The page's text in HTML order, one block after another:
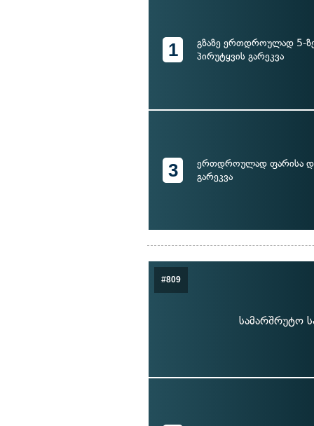
1
გზაზე ერთდროულად 5-
პირუტყვის გარეკვა
3
ერთდროულად ფარისა
გარეკვა
#809
სამარშრუტო